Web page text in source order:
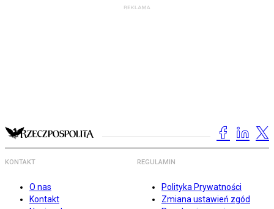
KONTAKT
O nas
Kontakt
REGULAMIN
Polityka Prywatności
Zmiana ustawień zgód